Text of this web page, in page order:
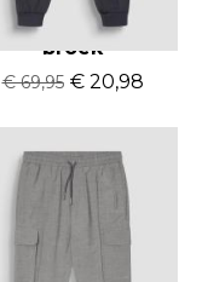
Antony Morato
broek
€ 69,95 € 20,98